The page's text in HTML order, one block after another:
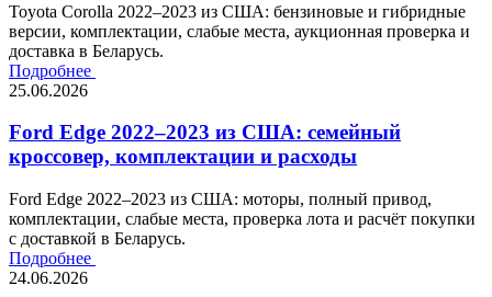
Toyota Corolla 2022–2023 из США: бензиновые и гибридные
версии, комплектации, слабые места, аукционная проверка и
доставка в Беларусь.
Подробнее
25.06.2026
Ford Edge 2022–2023 из США: семейный
кроссовер, комплектации и расходы
Ford Edge 2022–2023 из США: моторы, полный привод,
комплектации, слабые места, проверка лота и расчёт покупки
с доставкой в Беларусь.
Подробнее
24.06.2026